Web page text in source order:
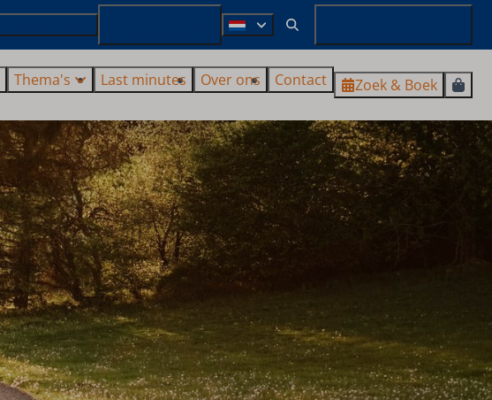
Thema's Last minutes Over ons Contact Zoek & Boek